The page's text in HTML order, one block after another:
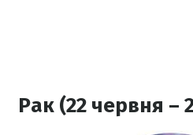
Рак (22 червня –